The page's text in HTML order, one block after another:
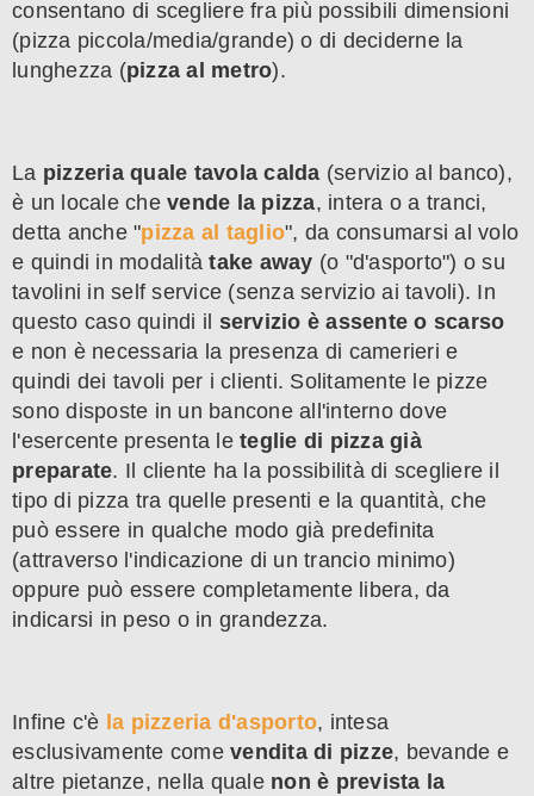
consentano di scegliere fra più possibili dimensioni
(pizza piccola/media/grande) o di deciderne la
lunghezza (pizza al metro).
La pizzeria quale tavola calda (servizio al banco),
è un locale che vende la pizza, intera o a tranci,
detta anche "pizza al taglio", da consumarsi al volo
e quindi in modalitàtake away (o "d'asporto") o su
tavolini in self service (senza servizio ai tavoli). In
questo caso quindi il servizio è assente o scarso
e non è necessaria la presenza di camerieri e
quindi dei tavoli per i clienti. Solitamente le pizze
sono disposte in un bancone all'interno dove
l'esercente presenta leteglie di pizza già
preparate. Il cliente ha la possibilità di scegliere il
tipo di pizza tra quelle presenti e la quantità, che
può essere in qualche modo già predefinita
(attraverso l'indicazione di un trancio minimo)
oppure può essere completamente libera, da
indicarsi in peso o in grandezza.
Infine c'è la pizzeria d'asporto, intesa
esclusivamente come vendita di pizze, bevande e
altre pietanze, nella quale non è prevista la